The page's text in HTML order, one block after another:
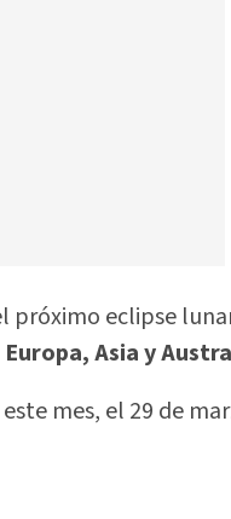
próximo eclipse
Europa, Asia y
mes, el 29 de